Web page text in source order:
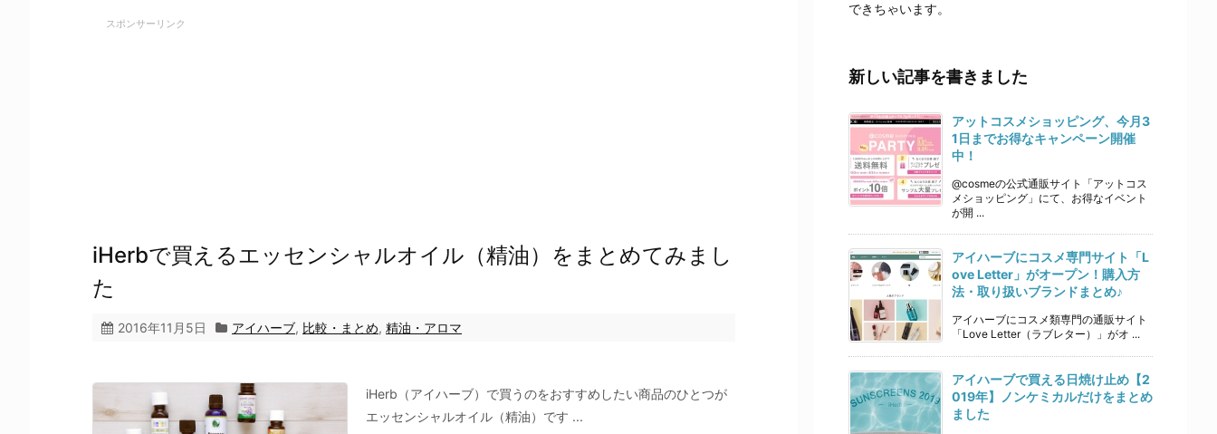
スポンサーリンク
iHerbで買えるエッセンシャルオイル（精油）をまとめてみまし
た
2016年11月5日 アイハーブ, 比較・まとめ, 精油・アロマ
iHerb（アイハーブ）で買うのをおすすめしたい商品のひとつが
エッセンシャルオイル（精油）です ...
できちゃいます。
新しい記事を書きました
アットコスメショッピング、今月3
1日までお得なキャンペーン開催
中！
@cosmeの公式通販サイト「アットコス
メショッピング」にて、お得なイベント
が開 ...
アイハーブにコスメ専門サイト「L
ove Letter」がオープン！購入方
法・取り扱いブランドまとめ♪
アイハーブにコスメ類専門の通販サイト
「Love Letter（ラブレター）」がオ ...
アイハーブで買える日焼け止め【2
019年】ノンケミカルだけをまとめ
ました